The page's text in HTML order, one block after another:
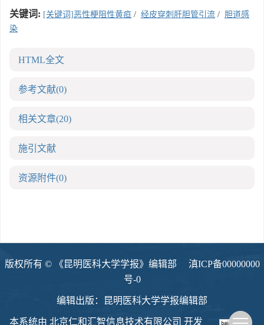
关键词: [关键词]恶性梗阻性黄疸 / 经皮穿刺肝胆管引流 / 胆道感
染
HTML全文
参考文献(0)
相关文章(20)
施引文献
资源附件(0)
版权所有 © 《昆明医科大学学报》编辑部 滇ICP备00000000
号-0
编辑出版：昆明医科大学学报编辑部
本系统由 北京仁和汇智信息技术有限公司 开发